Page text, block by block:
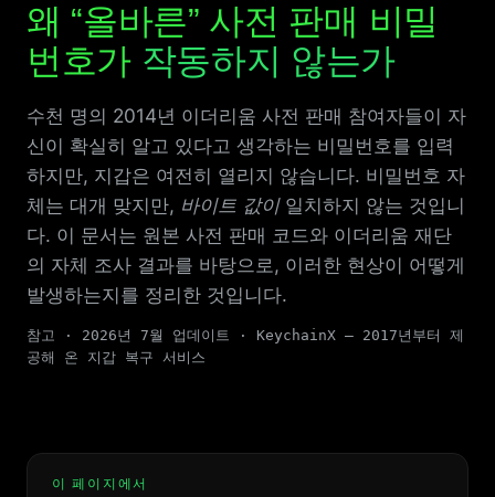
왜 “올바른” 사전 판매 비밀
번호가 작동하지 않는가
수천 명의 2014년 이더리움 사전 판매 참여자들이 자
신이 확실히 알고 있다고 생각하는 비밀번호를 입력
하지만, 지갑은 여전히 열리지 않습니다. 비밀번호 자
체는 대개 맞지만, 바이트 값이일치하지 않는 것입니
다. 이 문서는 원본 사전 판매 코드와 이더리움 재단
의 자체 조사 결과를 바탕으로, 이러한 현상이 어떻게
발생하는지를 정리한 것입니다.
참고 · 2026년 7월 업데이트 · KeychainX — 2017년부터 제
공해 온 지갑 복구 서비스
이 페이지에서